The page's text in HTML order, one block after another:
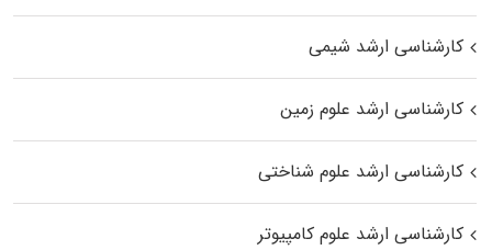
کارشناسی ارشد شیمی
کارشناسی ارشد علوم زمین
کارشناسی ارشد علوم شناختی
کارشناسی ارشد علوم کامپیوتر